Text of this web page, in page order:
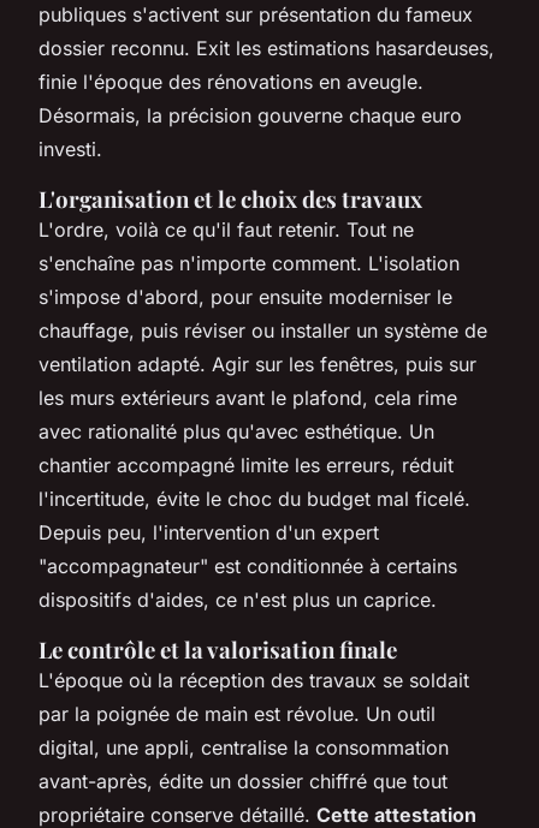
publiques s'activent sur présentation du fameux
dossier reconnu. Exit les estimations hasardeuses,
finie l'époque des rénovations en aveugle.
Désormais, la précision gouverne chaque euro
investi.
L'organisation et le choix des travaux
L'ordre, voilà ce qu'il faut retenir. Tout ne
s'enchaîne pas n'importe comment. L'isolation
s'impose d'abord, pour ensuite moderniser le
chauffage, puis réviser ou installer un système de
ventilation adapté. Agir sur les fenêtres, puis sur
les murs extérieurs avant le plafond, cela rime
avec rationalité plus qu'avec esthétique. Un
chantier accompagné limite les erreurs, réduit
l'incertitude, évite le choc du budget mal ficelé.
Depuis peu, l'intervention d'un expert
"accompagnateur" est conditionnée à certains
dispositifs d'aides, ce n'est plus un caprice.
Le contrôle et la valorisation finale
L'époque où la réception des travaux se soldait
par la poignée de main est révolue. Un outil
digital, une appli, centralise la consommation
avant-après, édite un dossier chiffré que tout
propriétaire conserve détaillé. Cette attestation